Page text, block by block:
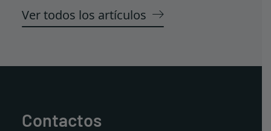
Ver todos los artículos
Contactos